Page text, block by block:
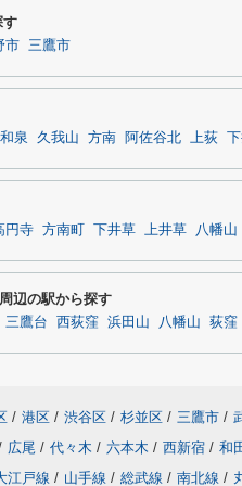
す
市 三鷹市
和泉 久我山 方南 阿佐谷北 上荻
円寺 方南町 下井草 上井草 八幡山
辺の駅から探す
三鷹台 西荻窪 浜田山 八幡山 荻窪
/ 港区 / 渋谷区 / 杉並区 / 三鷹市 /
広尾 / 代々木 / 六本木 / 西新宿 / 和
江戸線 / 山手線 / 総武線 / 南北線 /